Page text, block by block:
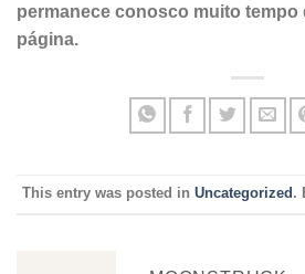
permanece conosco muito tempo
página.
This entry was posted in Uncategorized .